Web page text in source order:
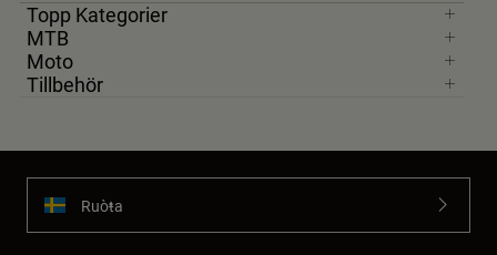
Topp Kategorier
MTB
Moto
Tillbehör
Ruoŧŧa